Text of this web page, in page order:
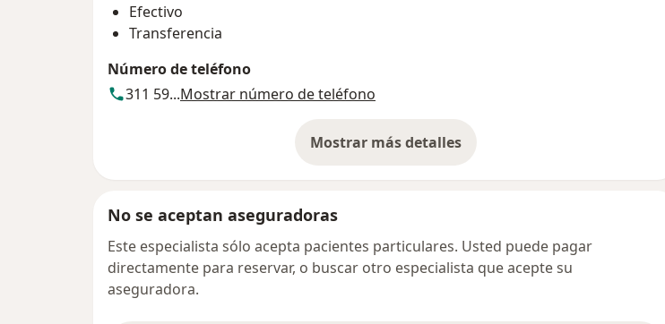
Efectivo
Transferencia
Número de teléfono
311 59...Mostrar número de teléfono
Mostrar más detalles
sobre la dirección
No se aceptan aseguradoras
Este especialista sólo acepta pacientes particulares. Usted puede pagar
directamente para reservar, o buscar otro especialista que acepte su
aseguradora.